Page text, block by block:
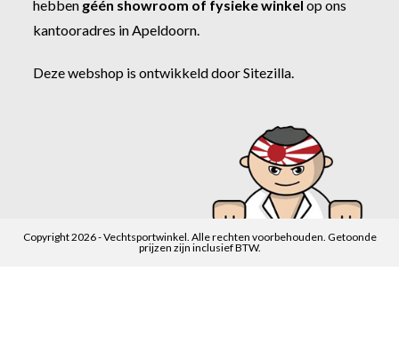
hebben géén showroom of fysieke winkel op ons
kantooradres in Apeldoorn.
Deze webshop is ontwikkeld doorSitezilla
Copyright 2026 - Vechtsportwinkel. Alle rechten voorbehouden. Getoonde
prijzen zijn inclusief BTW.